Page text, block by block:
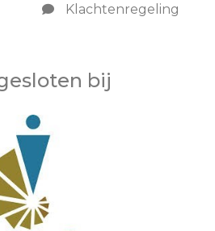
Klachtenregeling
bij